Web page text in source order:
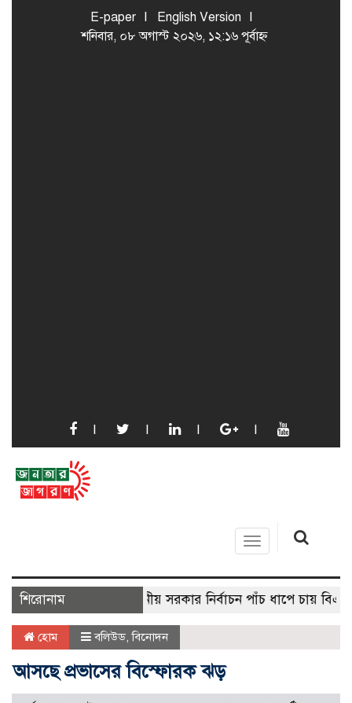
E-paper
English Version
শনিবার, ০৮ অগাস্ট ২০২৬, ১২:১৬ পূর্বাহ্ন
Toggle
navigation
শিরোনাম স্থানীয় সরকার নির্বাচন পাঁচ ধাপে চায় বিএনপি
হোম বলিউড ,বিনোদন
আসছে প্রভাসের বিস্ফোরক ঝড়